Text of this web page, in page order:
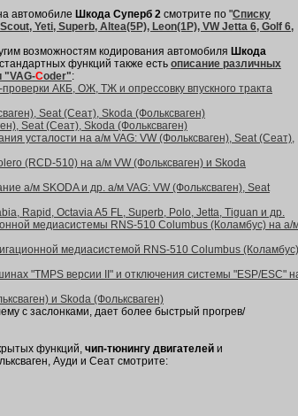
автомобиле Шкода Суперб 2 смотрите по "Списку
Yeti, Superb, Altea(5P), Leon(1P), VW Jetta 6, Golf 6,
возможностям кодирования автомобиля Шкода
функций также есть описание различных
"VAG-Coder":
АКБ, ОЖ, ТЖ и опрессовку впускного тракта
Seat (Сеат), Skoda (Фольксваген)
Seat (Сеат), Skoda (Фольксваген)
усталости на а/м VAG: VW (Фольксваген), Seat (Сеат),
(RCD-510) на а/м VW (Фольксваген) и Skoda
а/м SKODA и др. а/м VAG: VW (Фольксваген), Seat
Rapid, Octavia A5 FL, Superb, Polo, Jetta, Tiguan и др.
медиасистемы RNS-510 Columbus (Коламбус) на а/
медиасистемой RNS-510 Columbus (Коламбус)
"TMPS версии II" и отключения системы "ESP/ESC"
и Skoda (Фольксваген)
с заслонками, дает более быстрый прогрев/
функций, чип-тюнингу двигателей и
Ауди и Сеат смотрите: